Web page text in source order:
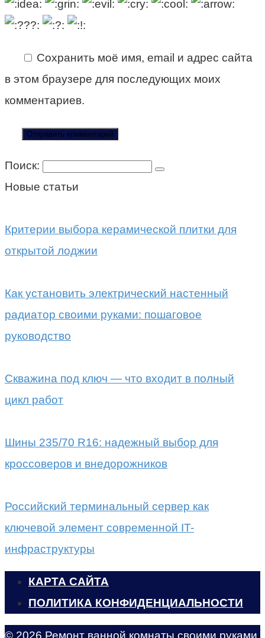
Сохранить моё имя, email и адрес сайта
в этом браузере для последующих моих
комментариев.
Поиск:
Новые статьи
Критерии выбора керамической плитки для
открытой лоджии
Как установить электрический настенный
радиатор своими руками: пошаговое
руководство
Скважина под ключ — что входит в полный
цикл работ
Шины 235/70 R16: надежный выбор для
кроссоверов и внедорожников
Российский терминальный сервер как
ключевой элемент современной IT-
инфраструктуры
КАРТА САЙТА
ПОЛИТИКА КОНФИДЕНЦИАЛЬНОСТИ
© 2026 Ремонт ванной комнаты своими руками